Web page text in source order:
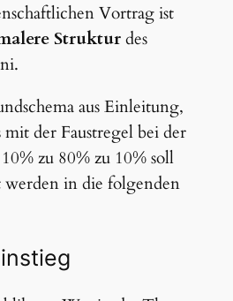
Vortrag ist
Strukturdes
aus Einleitung,
der Faustregel bei der
zu 80% zu 10% soll
in die folgenden